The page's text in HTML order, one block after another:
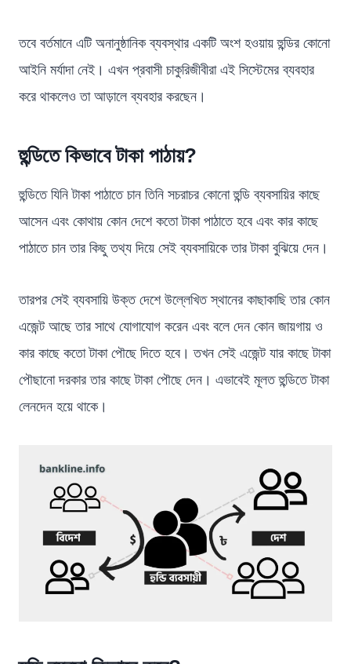
তবে বর্তমানে এটি অনানুষ্ঠানিক ব্যবস্থার একটি অংশ হওয়ায় হুন্ডির কোনো
আইনি মর্যাদা নেই। এখন প্রবাসী চাকুরিজীবীরা এই সিস্টেমের ব্যবহার
করে থাকলেও তা আড়ালে ব্যবহার করছেন।
হুন্ডিতে কিভাবে টাকা পাঠায়?
হুন্ডিতে যিনি টাকা পাঠাতে চান তিনি সচরাচর কোনো হুন্ডি ব্যবসায়ির কাছে
আসেন এবং কোথায় কোন দেশে কতো টাকা পাঠাতে হবে এবং কার কাছে
পাঠাতে চান তার কিছু তথ্য দিয়ে সেই ব্যবসায়িকে তার টাকা বুঝিয়ে দেন।
তারপর সেই ব্যবসায়ি উক্ত দেশে উল্লেখিত স্থানের কাছাকাছি তার কোন
এজেন্ট আছে তার সাথে যোগাযোগ করেন এবং বলে দেন কোন জায়গায় ও
কার কাছে কতো টাকা পৌছে দিতে হবে। তখন সেই এজেন্ট যার কাছে টাকা
পৌছানো দরকার তার কাছে টাকা পৌছে দেন। এভাবেই মূলত হুন্ডিতে টাকা
লেনদেন হয়ে থাকে।